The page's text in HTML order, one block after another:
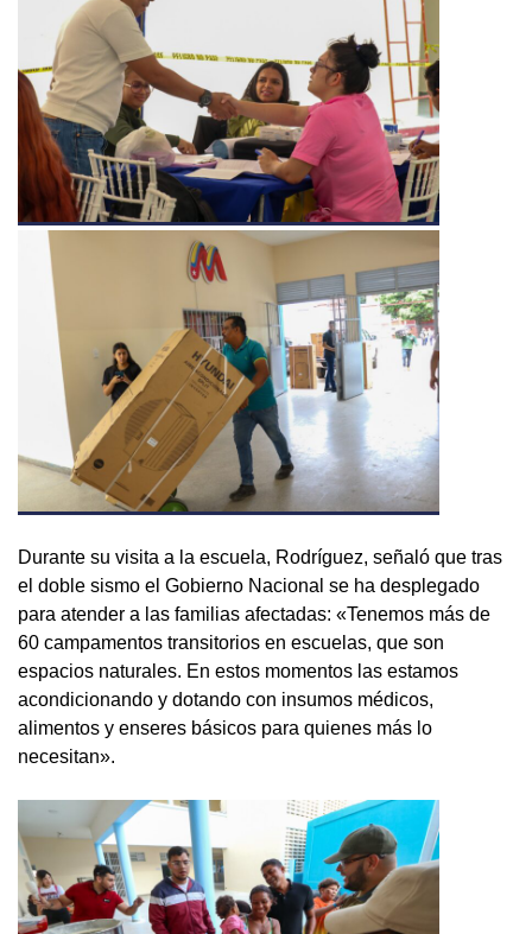
Durante su visita a la escuela, Rodríguez, señaló que tras
el doble sismo el Gobierno Nacional se ha desplegado
para atender a las familias afectadas: «Tenemos más de
60 campamentos transitorios en escuelas, que son
espacios naturales. En estos momentos las estamos
acondicionando y dotando con insumos médicos,
alimentos y enseres básicos para quienes más lo
necesitan».